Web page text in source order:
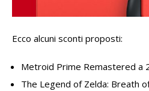
Ecco alcuni sconti proposti:
Metroid Prime Remastered a
The Legend of Zelda: Breath